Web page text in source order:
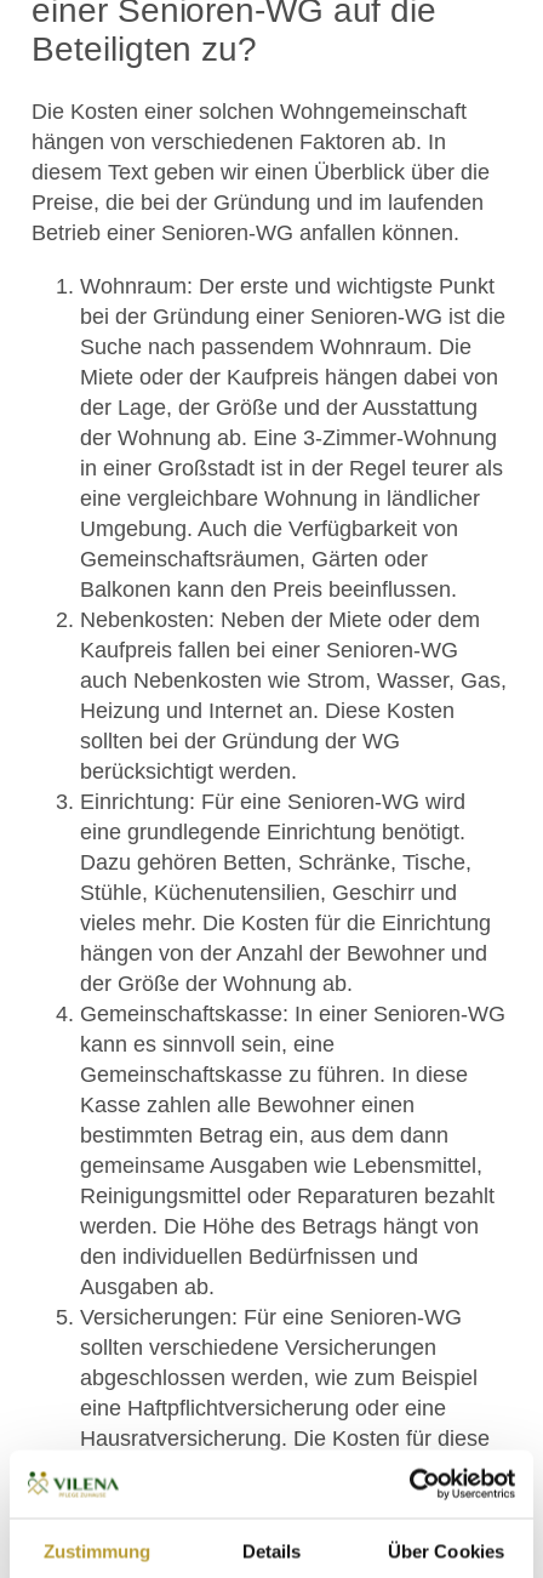
Zustimmung Details Über Cookies
einer Senioren-WG auf die
Beteiligten zu?
Die Kosten einer solchen Wohngemeinschaft
hängen von verschiedenen Faktoren ab. In
diesem Text geben wir einen Überblick über die
Preise, die bei der Gründung und im laufenden
Betrieb einer Senioren-WG anfallen können.
Wohnraum: Der erste und wichtigste Punkt
bei der Gründung einer Senioren-WG ist die
Suche nach passendem Wohnraum. Die
Miete oder der Kaufpreis hängen dabei von
der Lage, der Größe und der Ausstattung
der Wohnung ab. Eine 3-Zimmer-Wohnung
in einer Großstadt ist in der Regel teurer als
eine vergleichbare Wohnung in ländlicher
Umgebung. Auch die Verfügbarkeit von
Gemeinschaftsräumen, Gärten oder
Balkonen kann den Preis beeinflussen.
Nebenkosten: Neben der Miete oder dem
Kaufpreis fallen bei einer Senioren-WG
auch Nebenkosten wie Strom, Wasser, Gas,
Heizung und Internet an. Diese Kosten
sollten bei der Gründung der WG
berücksichtigt werden.
Einrichtung: Für eine Senioren-WG wird
eine grundlegende Einrichtung benötigt.
Dazu gehören Betten, Schränke, Tische,
Stühle, Küchenutensilien, Geschirr und
vieles mehr. Die Kosten für die Einrichtung
hängen von der Anzahl der Bewohner und
der Größe der Wohnung ab.
Gemeinschaftskasse: In einer Senioren-WG
kann es sinnvoll sein, eine
Gemeinschaftskasse zu führen. In diese
Kasse zahlen alle Bewohner einen
bestimmten Betrag ein, aus dem dann
gemeinsame Ausgaben wie Lebensmittel,
Reinigungsmittel oder Reparaturen bezahlt
werden. Die Höhe des Betrags hängt von
den individuellen Bedürfnissen und
Ausgaben ab.
Versicherungen: Für eine Senioren-WG
sollten verschiedene Versicherungen
abgeschlossen werden, wie zum Beispiel
eine Haftpflichtversicherung oder eine
Hausratversicherung. Die Kosten für diese
Versicherungen hängen von der gewählten
Versicherung und den individuellen
Betreuung und Pflege: In einer betreuten